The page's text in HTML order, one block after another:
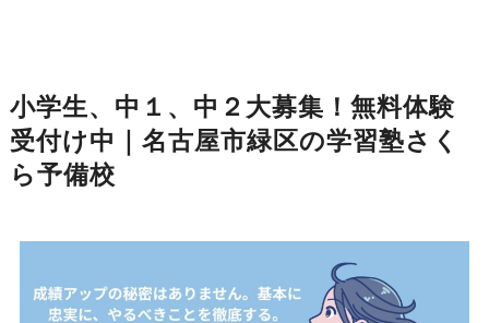
小学生、中１、中２大募集！無料体験
受付け中｜名古屋市緑区の学習塾さく
ら予備校